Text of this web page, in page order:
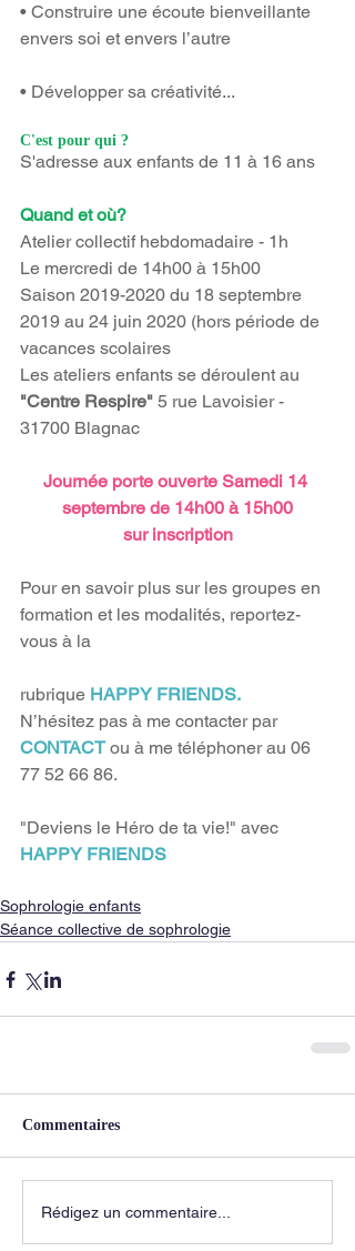
• Construire une écoute bienveillante
envers soi et envers l’autre
• Développer sa créativité...
C'est pour qui ?
S'adresse aux enfants de 11 à 16 ans
Quand et où?
Atelier collectif hebdomadaire - 1h
Le mercredi de 14h00 à 15h00
Saison 2019-2020 du 18 septembre
2019 au 24 juin 2020 (hors période de
vacances scolaires
Les ateliers enfants se déroulent au
"Centre Respire" 5 rue Lavoisier -
31700 Blagnac
Journée porte ouverte Samedi 14
septembre de 14h00 à 15h00
sur inscription
Pour en savoir plus sur les groupes en
formation et les modalités, reportez-
vous à la
rubrique HAPPY FRIENDS.
N’hésitez pas à me contacter par
CONTACT ou à me téléphoner au 06
77 52 66 86.
"Deviens le Héro de ta vie!" avec
HAPPY FRIENDS
Sophrologie enfants
Séance collective de sophrologie
Commentaires
Rédigez un commentaire...